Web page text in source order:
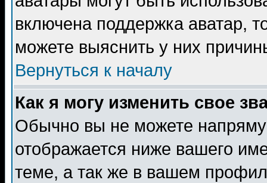
включена поддержка аватар,
можете выяснить у них
Вернуться к началу
Как я могу изменить свое
Обычно вы не можете
отображается ниже вашего
теме, а так же в вашем